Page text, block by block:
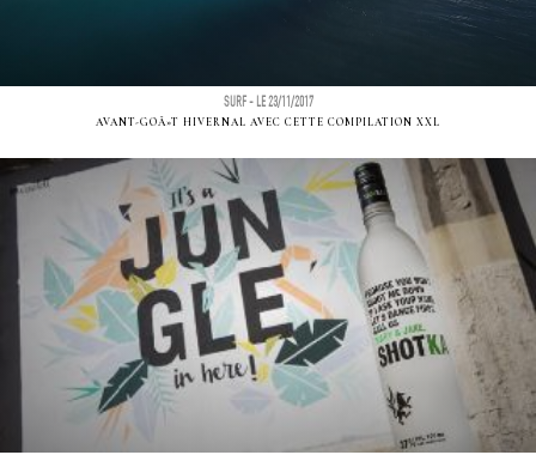
SURF - LE 23/11/2017
AVANT-GOÃ»T HIVERNAL AVEC CETTE COMPILATION XXL